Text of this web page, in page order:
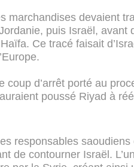
marchandises devaient
puis Israël, avant
Ce tracé faisait
coup d’arrêt porté au
poussé Riyad à
responsables
de contourner Israël.